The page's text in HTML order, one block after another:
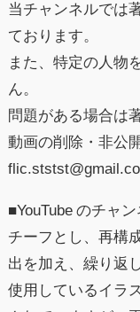
当チャンネルでは
ております。
また、特定の人物
ん。
問題がある場合は
動画の削除・非公
■YouTube のチャ
チーフとし、再構
出を加え、繰り返
使用しているイラ